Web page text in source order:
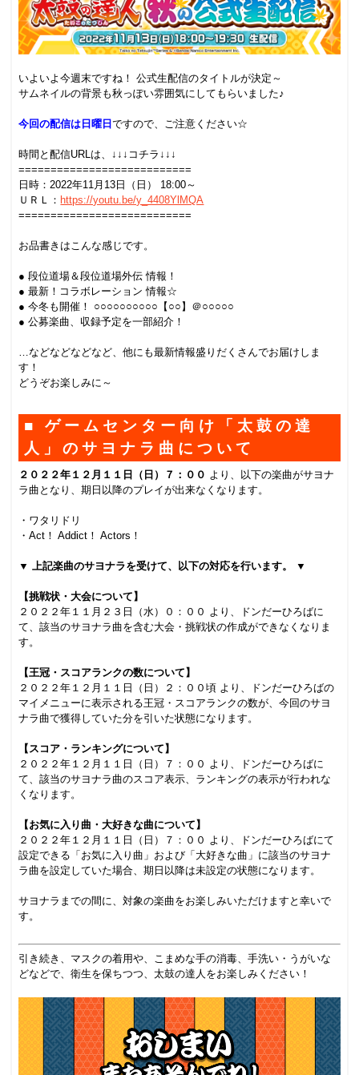
いよいよ今週末ですね！ 公式生配信のタイトルが決定～
サムネイルの背景も秋っぽい雰囲気にしてもらいました♪
今回の配信は日曜日ですので、ご注意ください☆
時間と配信URLは、↓↓↓コチラ↓↓↓
===========================
日時：2022年11月13日（日） 18:00～
ＵＲＬ： https://youtu.be/y_4408YlMQA
===========================
お品書きはこんな感じです。
● 段位道場＆段位道場外伝 情報！
● 最新！コラボレーション 情報☆
● 今冬も開催！ ○○○○○○○○○○【○○】＠○○○○○
● 公募楽曲、収録予定を一部紹介！
…などなどなどなど、他にも最新情報盛りだくさんでお届けしま
す！
どうぞお楽しみに～
■ ゲームセンター向け「太鼓の達
人」のサヨナラ曲について
２０２２年１２月１１日（日）７：００ より、以下の楽曲がサヨナ
ラ曲となり、期日以降のプレイが出来なくなります。
・ワタリドリ
・Act！ Addict！ Actors！
▼ 上記楽曲のサヨナラを受けて、以下の対応を行います。 ▼
【挑戦状・大会について】
２０２２年１１月２３日（水）０：００ より、ドンだーひろばに
て、該当のサヨナラ曲を含む大会・挑戦状の作成ができなくなりま
す。
【王冠・スコアランクの数について】
２０２２年１２月１１日（日）２：００頃 より、ドンだーひろばの
マイメニューに表示される王冠・スコアランクの数が、今回のサヨ
ナラ曲で獲得していた分を引いた状態になります。
【スコア・ランキングについて】
２０２２年１２月１１日（日）７：００ より、ドンだーひろばに
て、該当のサヨナラ曲のスコア表示、ランキングの表示が行われな
くなります。
【お気に入り曲・大好きな曲について】
２０２２年１２月１１日（日）７：００ より、ドンだーひろばにて
設定できる「お気に入り曲」および「大好きな曲」に該当のサヨナ
ラ曲を設定していた場合、期日以降は未設定の状態になります。
サヨナラまでの間に、対象の楽曲をお楽しみいただけますと幸いで
す。
引き続き、マスクの着用や、こまめな手の消毒、手洗い・うがいな
どなどで、衛生を保ちつつ、太鼓の達人をお楽しみください！